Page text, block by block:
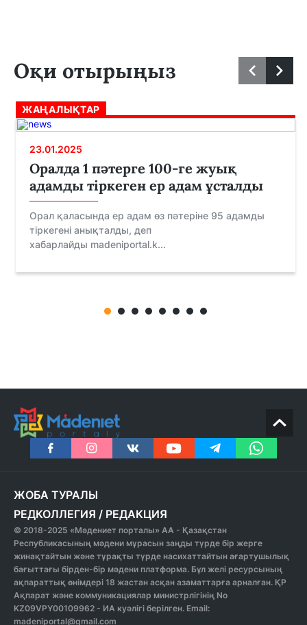
Оқи отырыңыз
ЖАҢАЛЫҚТАР
23.01.2025
Оралда 1 пәтерге 100-ге жуық
адамды тіркеген ер адам ұсталды
Орал қаласында ер адам өз пәтеріне 95 адамды
тіркегені анықталды, деп
хабарлайды madeniportal.k...
ЖОБА ТУРАЛЫ
РЕДКОЛЛЕГИЯ / РЕДАКЦИЯ
© 2018-2025 «Мәдениет порталы» АА - Қазақстан
Республикасының мәдени мұрасын заңды түрде бір жерге
жинақтайтын және тұрақты түрде насихаттайтын ағартушылық
бағыттағы бірден-бір мәдени платформа. Бұл желі ресурсының
ақпараттық өнімдері 18 жастан асқан азаматтарға арналған. ҚР
Ақпарат және коммуникациялар министрлігінің No
KZ09VPY00109962 - ИА куәлігі берілген. Email:
madeniportal@gmail.com